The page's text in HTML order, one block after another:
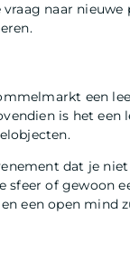
naar
een
is het
dat je
sfeer of gewoon
een open mind